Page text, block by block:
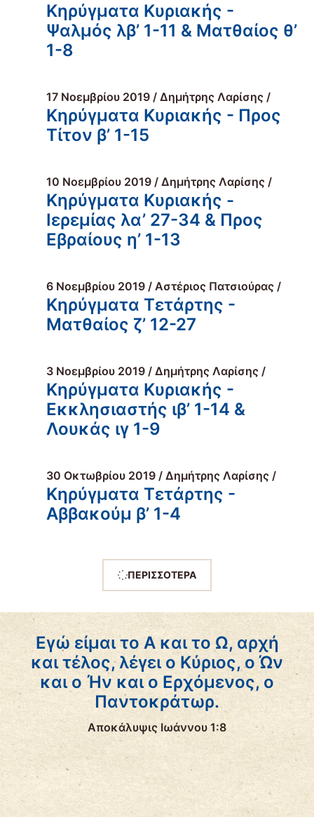
Κηρύγματα Κυριακής -
Ψαλμός λβ’ 1-11 & Ματθαίος θ’
1-8
17 Νοεμβρίου 2019 / Δημήτρης Λαρίσης /
Κηρύγματα Κυριακής - Προς
Τίτον β’ 1-15
10 Νοεμβρίου 2019 / Δημήτρης Λαρίσης /
Κηρύγματα Κυριακής -
Ιερεμίας λα’ 27-34 & Προς
Εβραίους η’ 1-13
6 Νοεμβρίου 2019 / Αστέριος Πατσιούρας /
Κηρύγματα Τετάρτης -
Ματθαίος ζ’ 12-27
3 Νοεμβρίου 2019 / Δημήτρης Λαρίσης /
Κηρύγματα Κυριακής -
Εκκλησιαστής ιβ’ 1-14 &
Λουκάς ιγ 1-9
30 Οκτωβρίου 2019 / Δημήτρης Λαρίσης /
Κηρύγματα Τετάρτης -
Αββακούμ β’ 1-4
ΠΕΡΙΣΣΟΤΕΡΑ
Εγώ είμαι το Α και το Ω, αρχή
και τέλος, λέγει ο Κύριος, ο Ών
και ο Ήν και ο Ερχόμενος, ο
Παντοκράτωρ.
Αποκάλυψις Ιωάννου 1:8